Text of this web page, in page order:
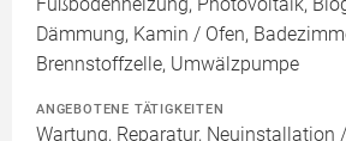
Dämmung, Kamin / Ofen,
Brennstoffzelle, Umwälzpumpe
ANGEBOTENE TÄTIGKEITEN
Wartung, Reparatur, Neuinstallation